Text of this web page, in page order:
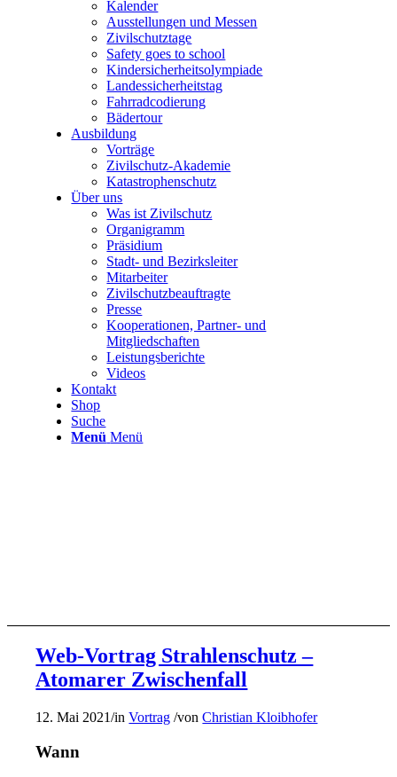
Kalender
Ausstellungen und Messen
Zivilschutztage
Safety goes to school
Kindersicherheitsolympiade
Landessicherheitstag
Fahrradcodierung
Bädertour
Ausbildung
Vorträge
Zivilschutz-Akademie
Katastrophenschutz
Über uns
Was ist Zivilschutz
Organigramm
Präsidium
Stadt- und Bezirksleiter
Mitarbeiter
Zivilschutzbeauftragte
Presse
Kooperationen, Partner- und
Mitgliedschaften
Leistungsberichte
Videos
Kontakt
Shop
Suche
Menü Menü
Web-Vortrag Strahlenschutz –
Atomarer Zwischenfall
12. Mai 2021/inVortrag /vonChristian Kloibhofer
Wann